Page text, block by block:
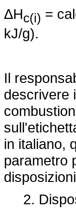
ΔHc(i) =
kJ/g).
Il
descrivere
in italiano,
parametro
2.